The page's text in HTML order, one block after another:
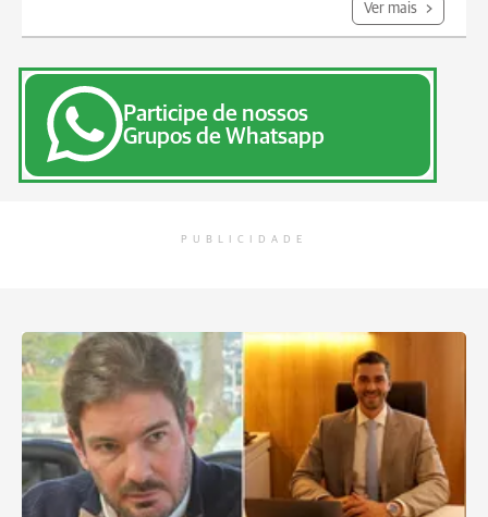
Ver mais
Participe de nossos
Grupos de Whatsapp
PUBLICIDADE